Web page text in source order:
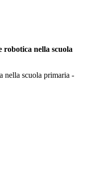
robotica nella scuola
nella scuola primaria -